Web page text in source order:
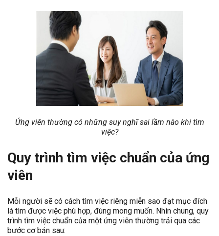
Ứng viên thường có những suy nghĩ sai lầm nào khi tìm
việc?
Quy trình tìm việc chuẩn của ứng
viên
Mỗi người sẽ có cách tìm việc riêng miễn sao đạt mục đích
là tìm được việc phù hợp, đúng mong muốn. Nhìn chung, quy
trình tìm việc chuẩn của một ứng viên thường trải qua các
bước cơ bản sau: